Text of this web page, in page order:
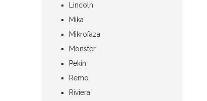
Lincoln
Mika
Mikrofaza
Monster
Pekin
Remo
Riviera